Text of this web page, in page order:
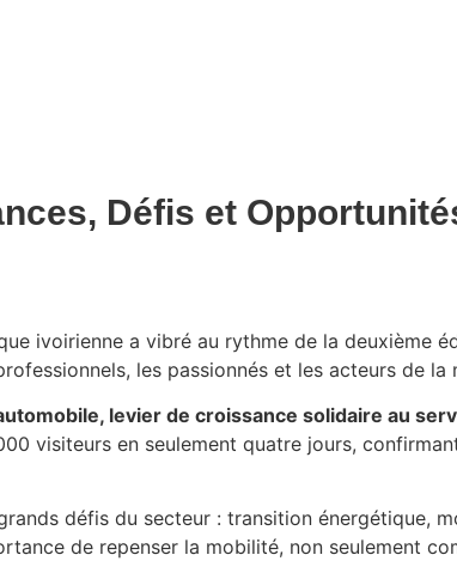
Défis et
ivoirienne a vibré au rythme de la deuxième
les passionnés et les acteurs de la
levier de croissance solidaire au
visiteurs en seulement quatre jours,
défis du secteur : transition énergétique,
de repenser la mobilité, non seulement